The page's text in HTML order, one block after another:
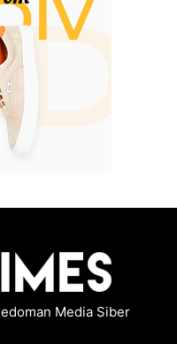
Media Siber